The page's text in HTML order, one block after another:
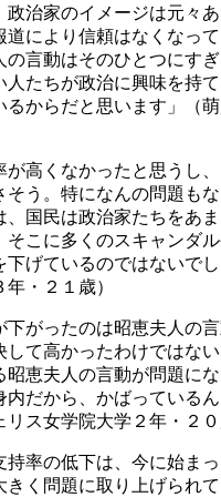
政治家のイメージは元々あ
道により信頼はなくなっ
の言動はそのひとつにす
人たちが政治に興味を持
るからだと思います」（
が高くなかったと思うし
そう。特になんの問題も
、国民は政治家たちをあ
そこに多くのスキャンダ
下げているのではないで
・２１歳）
下がったのは昭恵夫人の
して高かったわけではな
昭恵夫人の言動が問題に
内だから、かばっている
ス女学院大学２年・２０
持率の低下は、今に始ま
きく問題に取り上げられ